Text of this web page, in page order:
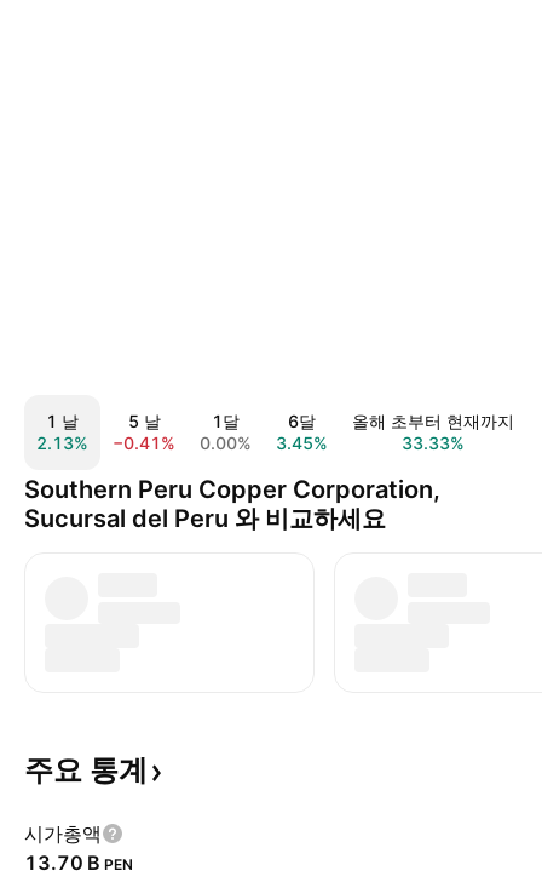
1 날
2.13%
5 날
−0.41%
1달
0.00%
6달
3.45%
올해 초부터 현재까지
33.33%
Southern Peru Copper Corporation,
Sucursal del Peru 와 비교하세요
주요 통계
시가총액
‪13.70 B‬ PEN